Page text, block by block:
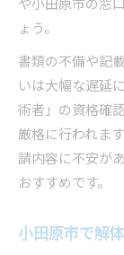
や小田原市の窓
ょう。
書類の不備や記
いは大幅な遅延
術者」の資格確
厳格に行われま
請内容に不安が
おすすめです。
小田原市で解